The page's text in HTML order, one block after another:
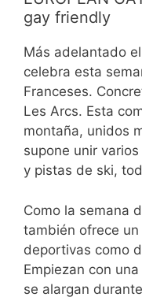
gay friendly
Más adelantado
celebra esta
Franceses.
Les Arcs. Esta
montaña, unidos
supone unir
y pistas de ski,
Como la semana
también ofrece
deportivas como
Empiezan con
se alargan